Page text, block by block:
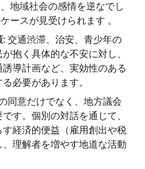
地域社会の感情を逆なでし
ースが見受けられます 。
: 交通渋滞、治安、青少年の
抱く具体的な不安に対し、
導計画など、実効性のある
必要があります。
同意だけでなく、地方議会
す。個別の対話を通じて、
経済的便益（雇用創出や税
理解者を増やす地道な活動